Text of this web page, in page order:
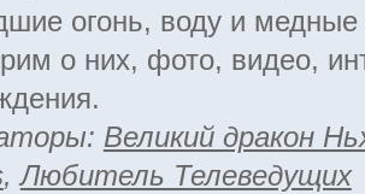
огонь, воду и медные
о них, фото, видео,
Великий дракон
,Любитель Телеведущих